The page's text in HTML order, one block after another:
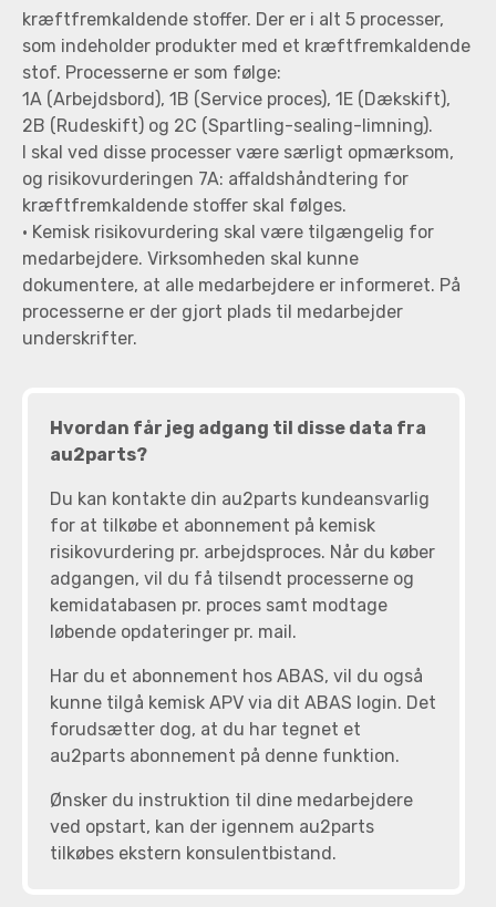
kræftfremkaldende stoffer. Der er i alt 5 processer,
som indeholder produkter med et kræftfremkaldende
stof. Processerne er som følge:
1A (Arbejdsbord), 1B (Service proces), 1E (Dækskift),
2B (Rudeskift) og 2C (Spartling-sealing-limning).
I skal ved disse processer være særligt opmærksom,
og risikovurderingen 7A: affaldshåndtering for
kræftfremkaldende stoffer skal følges.
• Kemisk risikovurdering skal være tilgængelig for
medarbejdere. Virksomheden skal kunne
dokumentere, at alle medarbejdere er informeret. På
processerne er der gjort plads til medarbejder
underskrifter.
Hvordan får jeg adgang til disse data fra
au2parts?
Du kan kontakte din au2parts kundeansvarlig
for at tilkøbe et abonnement på kemisk
risikovurdering pr. arbejdsproces. Når du køber
adgangen, vil du få tilsendt processerne og
kemidatabasen pr. proces samt modtage
løbende opdateringer pr. mail.
Har du et abonnement hos ABAS, vil du også
kunne tilgå kemisk APV via dit ABAS login. Det
forudsætter dog, at du har tegnet et
au2parts abonnement på denne funktion.
Ønsker du instruktion til dine medarbejdere
ved opstart, kan der igennem au2parts
tilkøbes ekstern konsulentbistand.